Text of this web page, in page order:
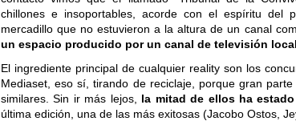
chillones e insoportables, acorde con el espíritu del
mercadillo que no estuvieron a la altura de un canal
un espacio producido por un canal de televisión local
El ingrediente principal de cualquier reality son los
Mediaset, eso sí, tirando de reciclaje, porque gran
similares. Sin ir más lejos, la mitad de ellos ha
última edición, una de las más exitosas (Jacobo Ostos,